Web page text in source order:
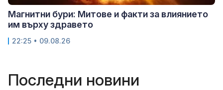
Магнитни бури: Митове и факти за влиянието
им върху здравето
22:25 • 09.08.26
Последни новини